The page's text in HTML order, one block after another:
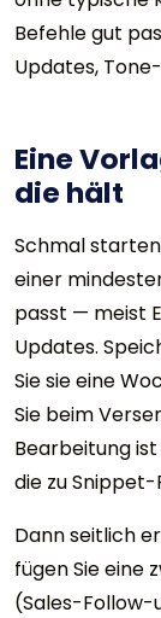
Befehle gut
Updates,
Eine
die hält
Schmal
einer
passt — meist
Updates.
Sie sie eine
Sie beim
Bearbeitung ist
die zu
Dann seitlich
fügen Sie eine
(Sales-